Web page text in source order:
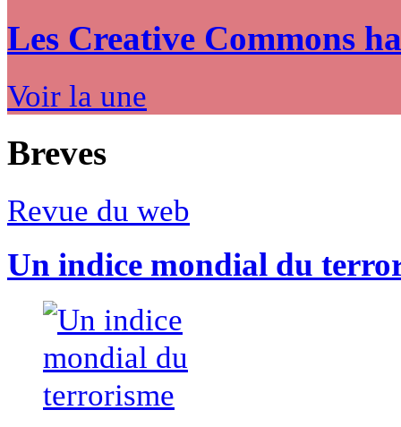
Les Creative Commons
Voir la une
Breves
Revue du web
Un indice mondial du